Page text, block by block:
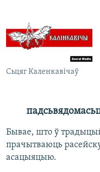
Сьцяг Каленкавічаў
Бывае, што ў
прачытваюць
асацыяцыю.